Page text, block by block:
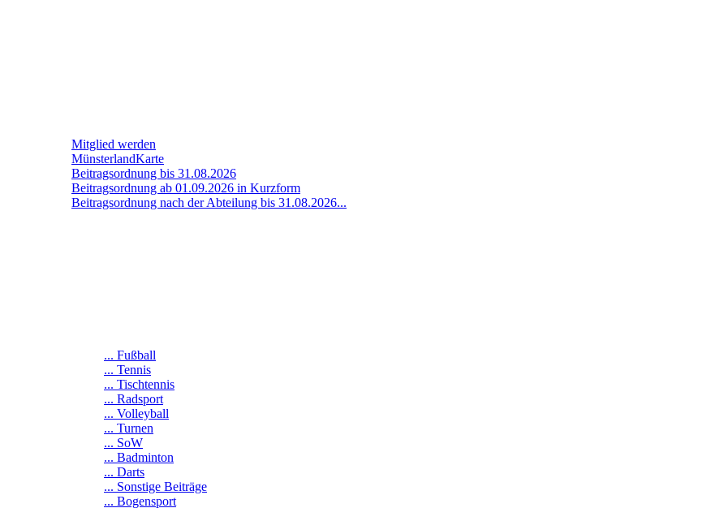
Mitglied werden
MünsterlandKarte
Beitragsordnung bis 31.08.2026
Beitragsordnung ab 01.09.2026 in Kurzform
Beitragsordnung nach der Abteilung bis 31.08.2026...
... Fußball
... Tennis
... Tischtennis
... Radsport
... Volleyball
... Turnen
... SoW
... Badminton
... Darts
... Sonstige Beiträge
... Bogensport